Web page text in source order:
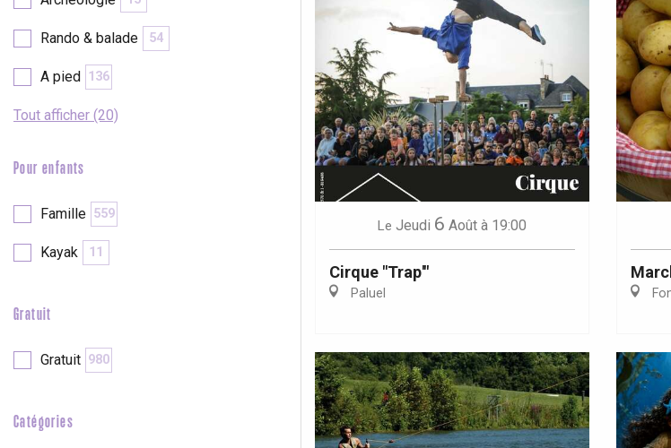
Rando & balade 54
A pied 136
Tout afficher (20)
Pour enfants
Famille 559
Kayak 11
Gratuit
Gratuit 980
Catégories
Le Jeudi 6 Août à 19:00
Cirque "Trap'"
Paluel